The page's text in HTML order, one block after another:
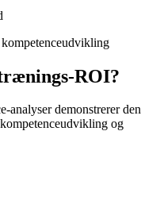
ROI?
analyser demonstrerer den
og